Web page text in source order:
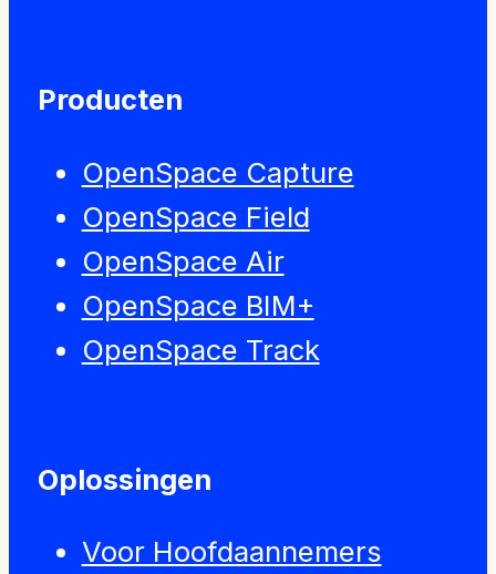
Producten
OpenSpace Capture
OpenSpace Field
OpenSpace Air
OpenSpace BIM+
OpenSpace Track
Oplossingen
Voor Hoofdaannemers